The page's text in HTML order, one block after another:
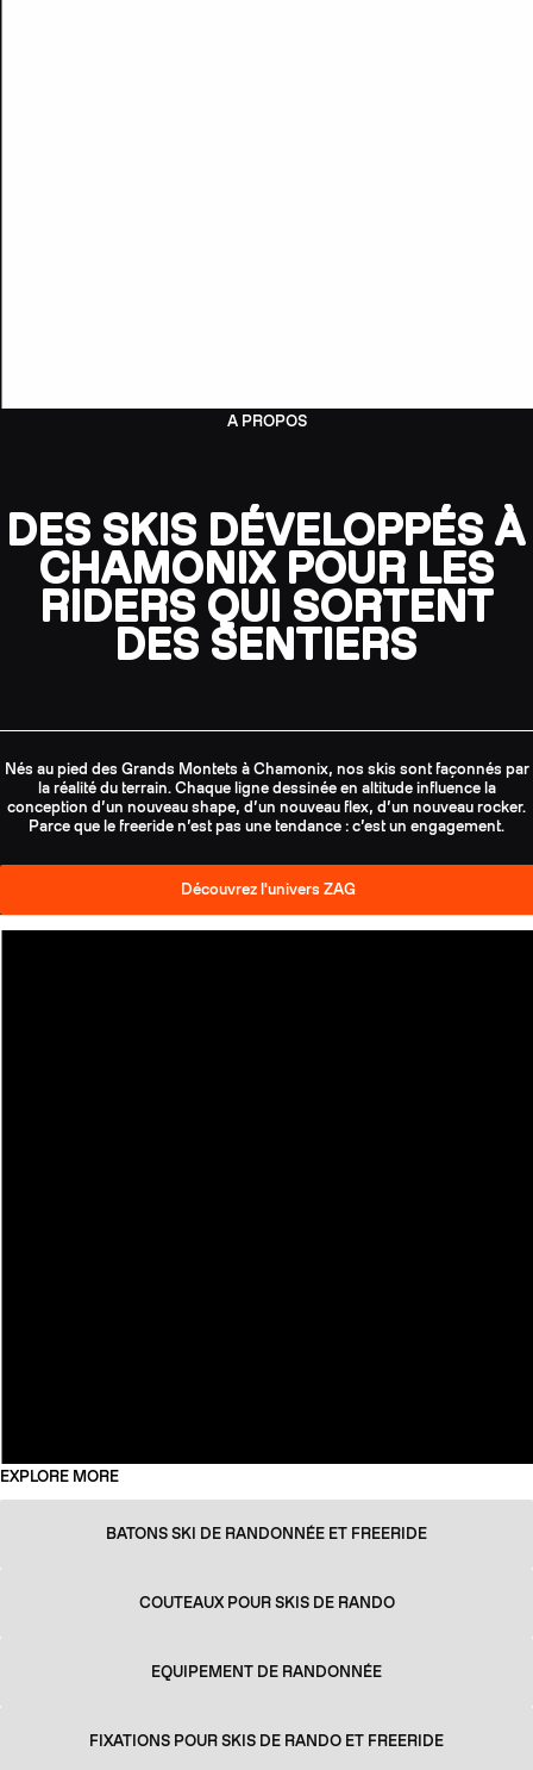
A PROPOS
DES SKIS DÉVELOPPÉS À
CHAMONIX POUR LES
RIDERS QUI SORTENT
DES SENTIERS
Nés au pied des Grands Montets à Chamonix, nos skis sont façonnés par
la réalité du terrain. Chaque ligne dessinée en altitude influence la
conception d’un nouveau shape, d’un nouveau flex, d’un nouveau rocker.
Parce que le freeride n’est pas une tendance : c’est un engagement.
Découvrez l'univers ZAG
EXPLORE MORE
BATONS SKI DE RANDONNÉE ET FREERIDE
COUTEAUX POUR SKIS DE RANDO
EQUIPEMENT DE RANDONNÉE
FIXATIONS POUR SKIS DE RANDO ET FREERIDE